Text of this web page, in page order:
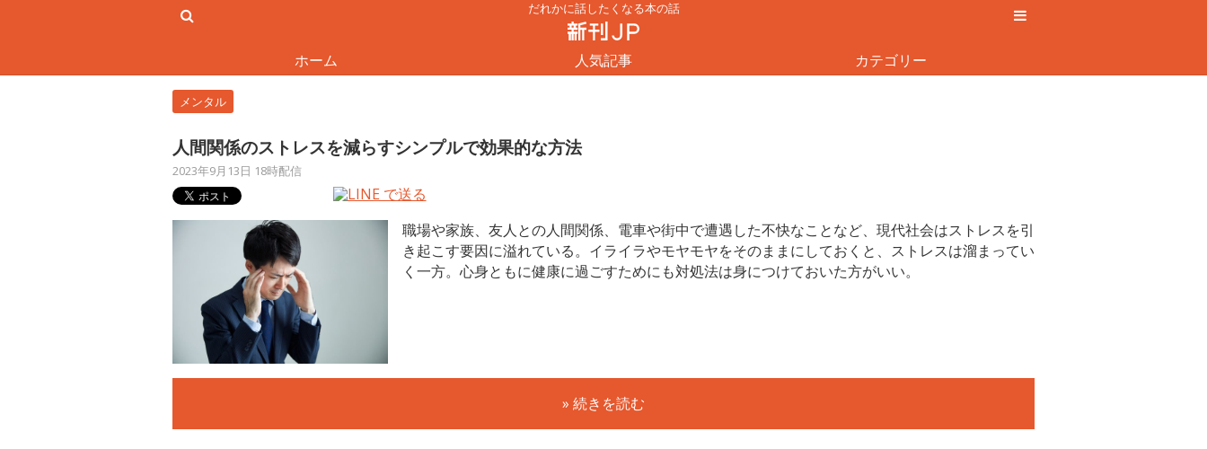
だれかに話したくなる本の話
ホーム 人気記事 カテゴリー
メンタル
人間関係のストレスを減らすシンプルで効果的な方法
2023年9月13日 18時配信
職場や家族、友人との人間関係、電車や街中で遭遇した不快なことなど、現代社会はストレスを引
き起こす要因に溢れている。イライラやモヤモヤをそのままにしておくと、ストレスは溜まってい
く一方。心身ともに健康に過ごすためにも対処法は身につけておいた方がいい。
» 続きを読む